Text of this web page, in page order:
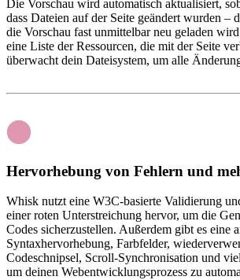
Die Vorschau wird automatisch aktualisiert,
dass Dateien auf der Seite geändert wurden –
die Vorschau fast unmittelbar neu geladen
eine Liste der Ressourcen, die mit der Seite
überwacht dein Dateisystem, um alle
Hervorhebung von Fehlern und
Whisk nutzt eine W3C-basierte Validierung
einer roten Unterstreichung hervor, um die
Codes sicherzustellen. Außerdem gibt es eine
Syntaxhervorhebung, Farbfelder,
Codeschnipsel, Scroll-Synchronisation und
um deinen Webentwicklungsprozess zu